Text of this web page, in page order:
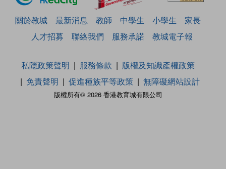
關於教城 最新消息 教師 中學生 小學生
家長
人才招募
聯絡我們 服務承諾 教城電子報
版權所有© 2026 香港教育城有限公司
私隱政策聲明 服務條款
版權及知識產權政策
免責聲明
促進種族平等政策 無障礙網站設計